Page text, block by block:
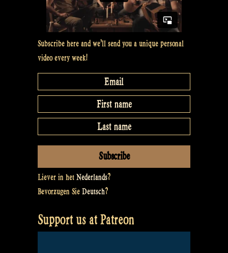
Subscribe here and we’ll send you a unique personal
video every week!
Liever in het Nederlands?
Bevorzugen Sie Deutsch?
Support us at Patreon